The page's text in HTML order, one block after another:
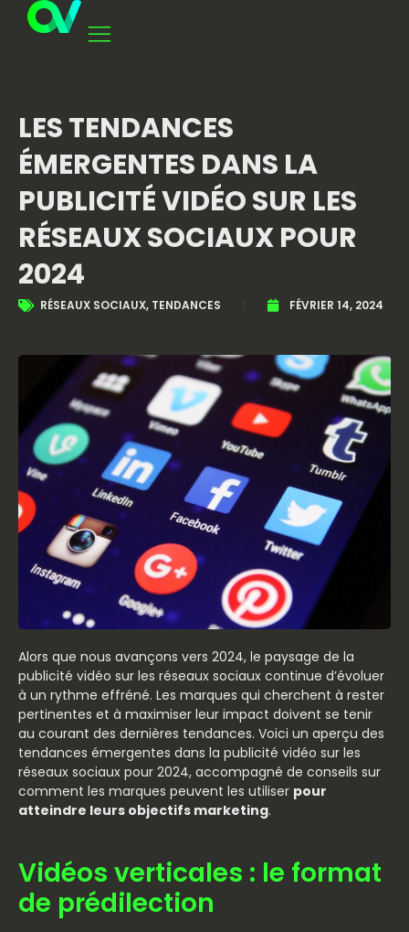
LES TENDANCES
ÉMERGENTES DANS LA
PUBLICITÉ VIDÉO SUR LES
RÉSEAUX SOCIAUX POUR
2024
RÉSEAUX SOCIAUX, TENDANCES FÉVRIER 14, 2024
Alors que nous avançons vers 2024, le paysage de la
publicité vidéo sur les réseaux sociaux continue d’évoluer
à un rythme effréné. Les marques qui cherchent à rester
pertinentes et à maximiser leur impact doivent se tenir
au courant des dernières tendances. Voici un aperçu des
tendances émergentes dans la publicité vidéo sur les
réseaux sociaux pour 2024, accompagné de conseils sur
comment les marques peuvent les utiliser pour
atteindre leurs objectifs marketing.
Vidéos verticales : le format
de prédilection